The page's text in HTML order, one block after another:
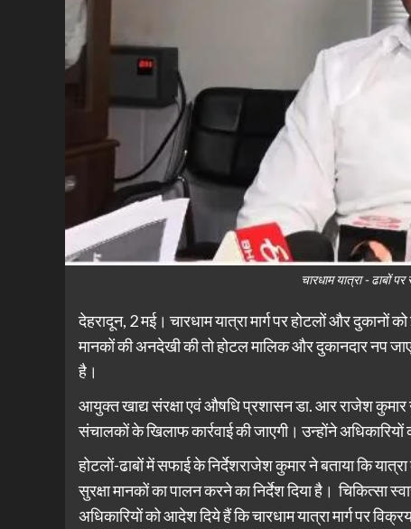
चारधाम यात्रा - ढाबों
देहरादून, 2 मई। चारधाम यात्रा मार्ग पर होटलों और दुकानों
मानकों की अनदेखी की तो होटल मालिक और दुकानदार नप
है।
आयुक्त खाद्य संरक्षा एवं औषधि प्रशासन डा. आर राजेश कुमार
संचालकों के खिलाफ कार्रवाई की जाएगी। उन्होंने
होटलों-ढाबों में सफाई के निर्देशराजेश कुमार ने बताया कि
सुरक्षा मानकों का पालन करने का निर्देश दिया है। चिकित्सा
अधिकारियों को आदेश दिये हैं कि चारधाम यात्रा मार्ग पर